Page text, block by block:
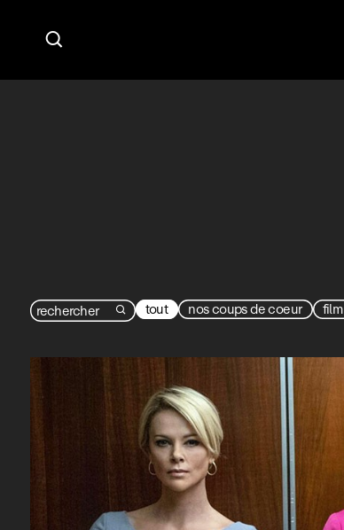

 tout nos coups de coeur film